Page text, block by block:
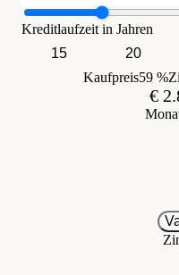
Kreditlaufzeit in Jahren
15
20
Kaufpreis59 %
€